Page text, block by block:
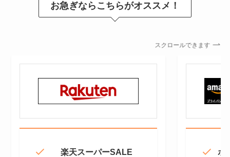
お急ぎならこちらがオススメ！
スクロールできます
楽天スーパーSALE
ポ